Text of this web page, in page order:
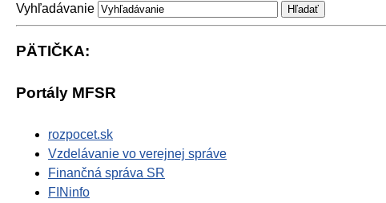
Vyhľadávanie
PÄTIČKA:
Portály MFSR
rozpocet.sk
Vzdelávanie vo verejnej správe
Finančná správa SR
FINinfo